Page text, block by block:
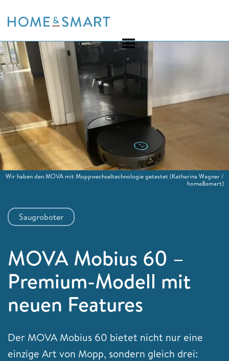
to
Saugroboter
MOVA Mobius 60 –
Premium-Modell mit
neuen Features
Der MOVA Mobius 60 bietet nicht nur eine
einzige Art von Mopp, sondern gleich drei:
Wir haben den MOVA mit Moppwechseltechnologie getestet (Katharina Wagner /
home&smart)